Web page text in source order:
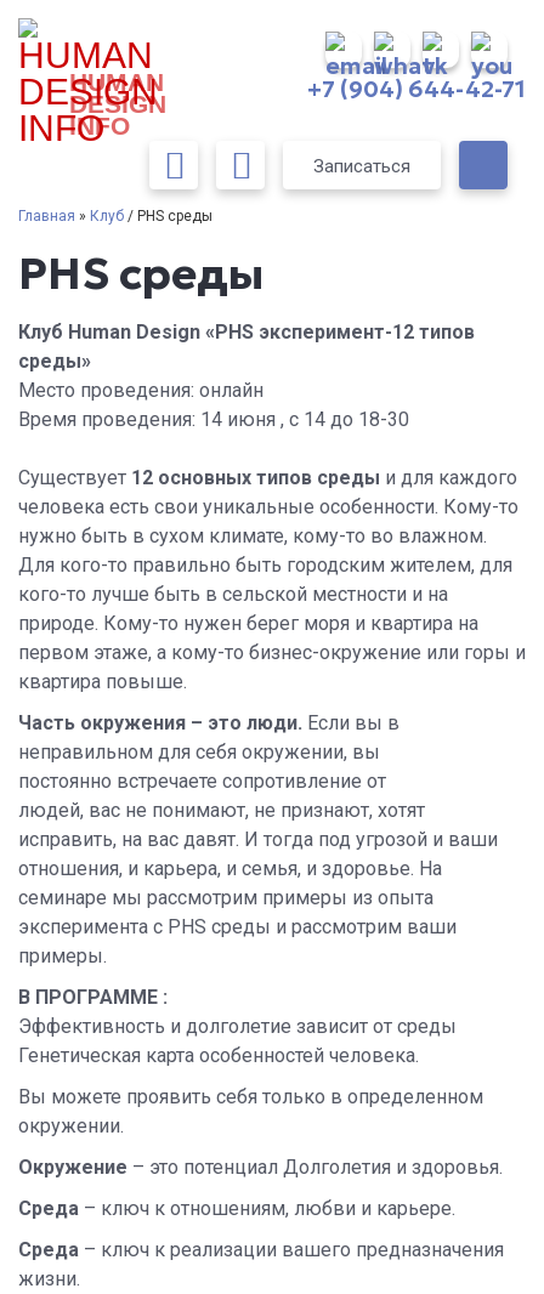
HUMAN
DESIGN
INFO
+7 (904) 644-42-71
Записаться
Главная » Клуб / PHS среды
PHS среды
Клуб Human Design «PHS эксперимент-12 типов
среды»
Место проведения: онлайн
Время проведения: 14 июня , с 14 до 18-30
Существует 12 основных типов среды и для каждого
человека есть свои уникальные особенности. Кому-то
нужно быть в сухом климате, кому-то во влажном.
Для кого-то правильно быть городским жителем, для
кого-то лучше быть в сельской местности и на
природе. Кому-то нужен берег моря и квартира на
первом этаже, а кому-то бизнес-окружение или горы и
квартира повыше.
Часть окружения – это люди. Если вы в
неправильном для себя окружении, вы
постоянно встречаете сопротивление от
людей, вас не понимают, не признают, хотят
исправить, на вас давят. И тогда под угрозой и ваши
отношения, и карьера, и семья, и здоровье. На
семинаре мы рассмотрим примеры из опыта
эксперимента с PHS среды и рассмотрим ваши
примеры.
В ПРОГРАММЕ :
Эффективность и долголетие зависит от среды
Генетическая карта особенностей человека.
Вы можете проявить себя только в определенном
окружении.
Окружение – это потенциал Долголетия и здоровья.
Среда – ключ к отношениям, любви и карьере.
Среда – ключ к реализации вашего предназначения
жизни.